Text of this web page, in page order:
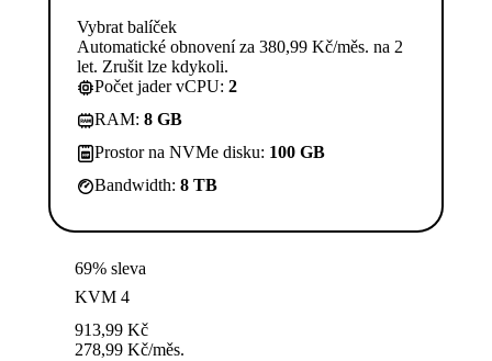
Vybrat balíček
Automatické obnovení za 380,99 Kč/měs. na 2
let. Zrušit lze kdykoli.
Počet jader vCPU: 2
RAM: 8 GB
Prostor na NVMe disku: 100 GB
Bandwidth: 8 TB
69% sleva
KVM 4
913,99 Kč
278,99 Kč/měs.